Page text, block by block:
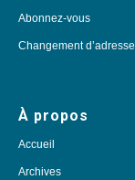
Abonnez-vous
Changement d’adresse
À propos
Accueil
Archives